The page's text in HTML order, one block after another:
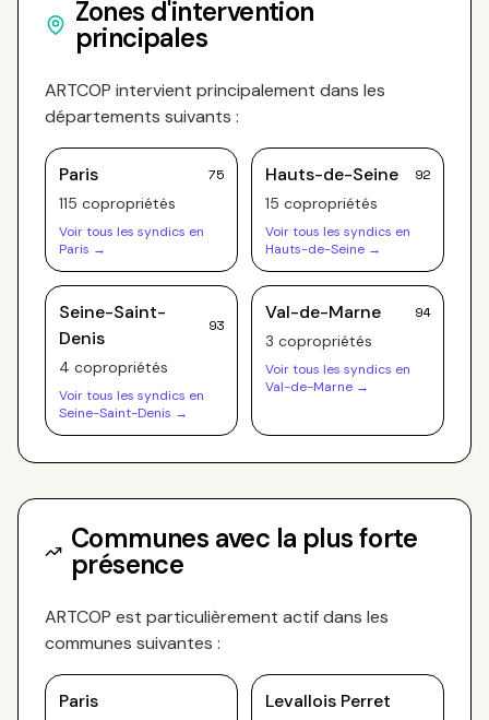
Zones d'intervention
principales
ARTCOP intervient principalement dans les
départements suivants :
Paris 75
115 copropriétés
Voir tous les syndics en
Paris →
Hauts-de-Seine 92
15 copropriétés
Voir tous les syndics en
Hauts-de-Seine →
Seine-Saint-
Denis
93
4 copropriétés
Voir tous les syndics en
Seine-Saint-Denis →
Val-de-Marne 94
3 copropriétés
Voir tous les syndics en
Val-de-Marne →
Communes avec la plus forte
présence
ARTCOP est particulièrement actif dans les
communes suivantes :
Paris Levallois Perret